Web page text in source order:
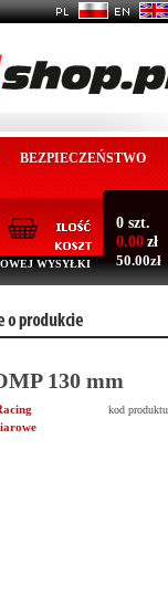
BEZPIECZEŃSTWO
0 szt.
0.00 zł
WYSYŁKI 50.00zł
130 mm
kod